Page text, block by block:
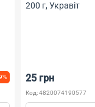
200 г, Укравіт
25 грн
Код: 4820074190577